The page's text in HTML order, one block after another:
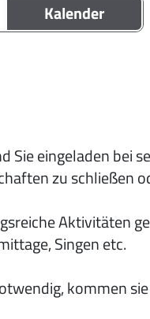
Kalender
Sie eingeladen bei
zu schließen
Aktivitäten
Singen etc.
kommen